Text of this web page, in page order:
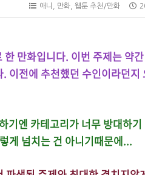
애니, 만화, 웹툰 추천/만화
만화입니다. 이번 주제는 약
이전에 추천했던 수인이라던
기엔 카테고리가 너무 방대하
게 넘치는 건 아니기때문에...